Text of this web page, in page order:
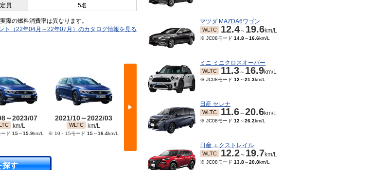
員 5名
の燃料消費率は異なります。
ト（22年04月～22年07月）のカタログ情報を見る
▶
～2023/07
km/L
ド 15～15.9km/L
2021/10～2022/03
WLTC km/L
※ 10・15モード 15～16.4km/L
2021/04～2021/09
WLTC km/L
※ 10・15モード 15～
2020/05～2021/03
JC08
探す
マツダ MAZDA6ワゴン
WLTC 12.4～ 19.6km/L
※ JC08モード 14.8～16.6km/L
ミニ ミニクロスオーバー
WLTC 11.3～ 16.9km/L
※ JC08モード 12 ～21.3km/L
日産 セレナ
WLTC 11.6～20.6km/L
※ JC08モード 12 ～26.2km/L
日産 エクストレイル
WLTC 12.2～ 19.7km/L
※ JC08モード 13.8～20.8km/L